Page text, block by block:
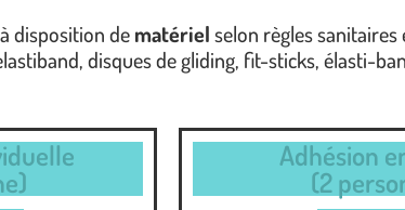
disposition dematérielselon règles sanitaires
disques de gliding, fit-sticks, élasti-
Adhésion
(2